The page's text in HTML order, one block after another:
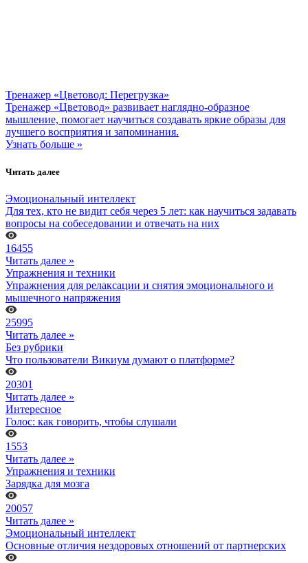
Тренажер «Цветовод: Перегрузка»
Тренажер «Цветовод» развивает наглядно-образное
мышление, помогает научиться создавать яркие образы для
лучшего восприятия и запоминания.
Узнать больше »
Читать далее
Эмоциональный интеллект
Для тех, кто не видит себя через 5 лет: как научиться задавать
вопросы на собеседовании и отвечать на них
16455
Читать далее »
Упражнения и техники
Упражнения для релаксации и снятия эмоционального и
мышечного напряжения
25995
Читать далее »
Без рубрики
Что пользователи Викиум думают о платформе?
20301
Читать далее »
Интересное
Голос: как говорить, чтобы слушали
1553
Читать далее »
Упражнения и техники
Зарядка для мозга
20057
Читать далее »
Эмоциональный интеллект
Основные отличия нездоровых отношений от партнерских